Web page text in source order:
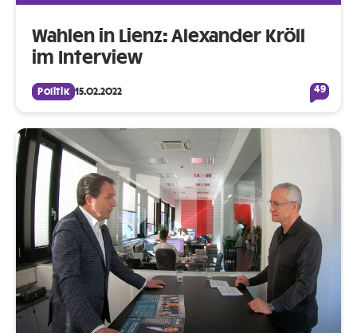
Wahlen in Lienz: Alexander Kröll
im Interview
Politik 15.02.2022 49